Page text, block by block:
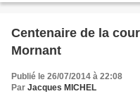
Centenaire de la
Mornant
Publié le 26/07/2014 à 22:08
Par Jacques MICHEL